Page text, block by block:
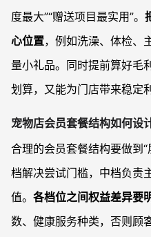
度最大”“赠送项目最实用”。
心位置，例如洗澡、体检、
量小礼品。同时提前算好毛
划算，又能为门店带来稳定
宠物店会员套餐结构如何设
合理的会员套餐结构要做到
档解决尝试门槛，中档负责
值。 各档位之间权益差异要
数、健康服务种类，否则顾